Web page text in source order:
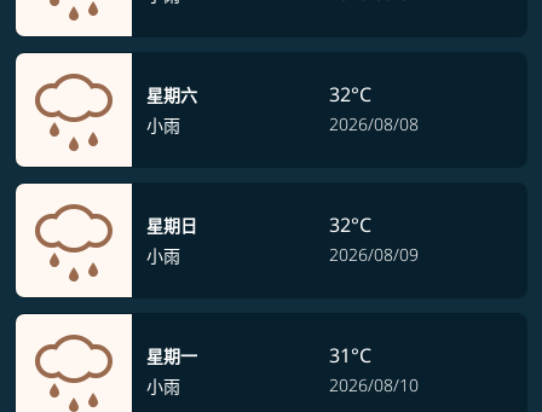
星期六
小雨
32°C
2026/08/08
星期日
小雨
32°C
2026/08/09
星期一
小雨
31°C
2026/08/10